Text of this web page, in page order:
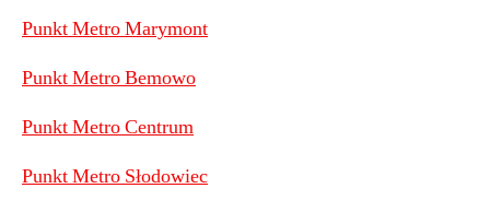
Punkt Metro Marymont
Punkt Metro Bemowo
Punkt Metro Centrum
Punkt Metro Słodowiec